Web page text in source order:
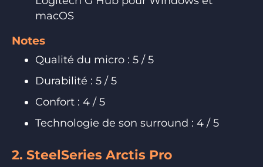
macOS
Notes
Qualité du micro : 5 / 5
Durabilité : 5 / 5
Confort : 4 / 5
Technologie de son surround : 4 / 5
2. SteelSeries Arctis Pro